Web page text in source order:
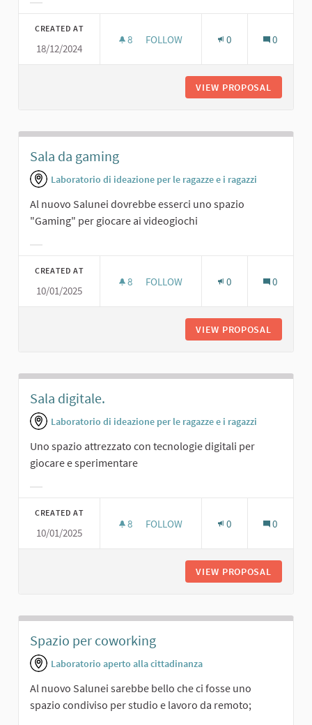
CREATED AT
18/12/2024
8 8 FOLLOWERS
FOLLOW 0 0
VIEW PROPOSAL
Sala da gaming
Laboratorio di ideazione per le ragazze e i ragazzi
Al nuovo Salunei dovrebbe esserci uno spazio
"Gaming" per giocare ai videogiochi
CREATED AT
10/01/2025
8 8 FOLLOWERS
FOLLOW 0 0
VIEW PROPOSAL
Sala digitale.
Laboratorio di ideazione per le ragazze e i ragazzi
Uno spazio attrezzato con tecnologie digitali per
giocare e sperimentare
CREATED AT
10/01/2025
8 8 FOLLOWERS
FOLLOW 0 0
VIEW PROPOSAL
Spazio per coworking
Laboratorio aperto alla cittadinanza
Al nuovo Salunei sarebbe bello che ci fosse uno
spazio condiviso per studio e lavoro da remoto;